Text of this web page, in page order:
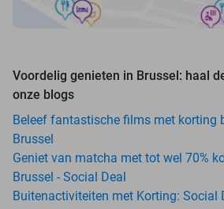
Voordelig genieten in Brussel: haal
onze blogs
Beleef fantastische films met korting
Brussel
Geniet van matcha met tot wel 70%
Brussel - Social Deal
Buitenactiviteiten met Korting: Social